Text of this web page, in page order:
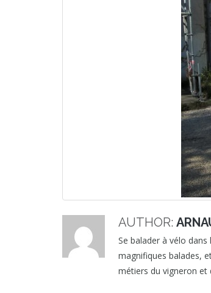
AUTHOR:
Se balader à vélo
magnifiques balades,
métiers du vigneron et